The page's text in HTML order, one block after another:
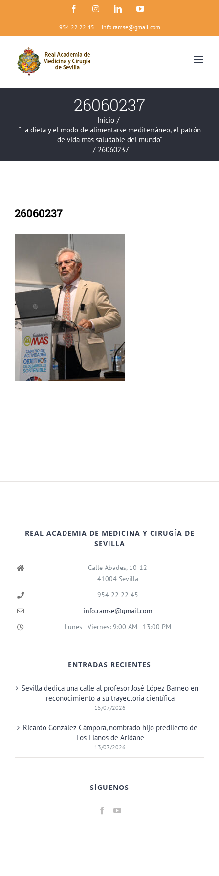
FacebookInstagramLinkedInYouTube
954 22 22 45 | info.ramse@gmail.com
26060237
Inicio /
“La dieta y el modo de alimentarse mediterráneo, el patrón
de vida más saludable del mundo”
/ 26060237
26060237
REAL ACADEMIA DE MEDICINA Y CIRUGÍA DE
SEVILLA
Calle Abades, 10-12
41004 Sevilla
954 22 22 45
info.ramse@gmail.com
Lunes - Viernes: 9:00 AM - 13:00 PM
ENTRADAS RECIENTES
Sevilla dedica una calle al profesor José López Barneo en
reconocimiento a su trayectoria científica
15/07/2026
Ricardo González Cámpora, nombrado hijo predilecto de
Los Llanos de Aridane
13/07/2026
SÍGUENOS